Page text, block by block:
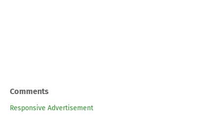
Comments
Responsive Advertisement